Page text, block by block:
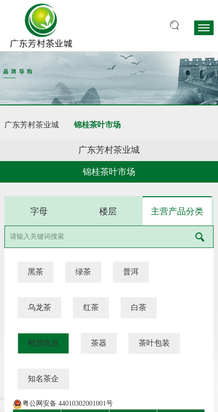
广东芳村茶业城 锦桂茶叶市场
广东芳村茶业城
锦桂茶叶市场
字母 楼层 主营产品分类
黑茶 绿茶 普洱
乌龙茶 红茶 白茶
柑普陈皮 茶器 茶叶包装
知名茶企
粤公网安备 44010302001001号